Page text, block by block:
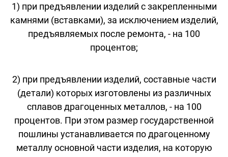
1) при предъявлении изделий с закрепленными
камнями (вставками), за исключением изделий,
предъявляемых после ремонта, - на 100
процентов;
2) при предъявлении изделий, составные части
(детали) которых изготовлены из различных
сплавов драгоценных металлов, - на 100
процентов. При этом размер государственной
пошлины устанавливается по драгоценному
металлу основной части изделия, на которую